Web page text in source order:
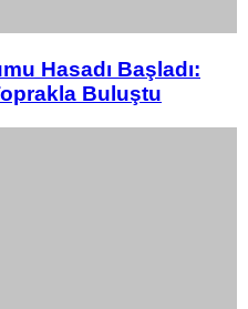
Hasadı Başladı:
Buluştu